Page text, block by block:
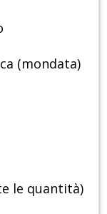
(mondata)
le quantità)